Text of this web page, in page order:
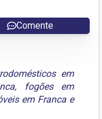
Comente
em
,
fogões em
em Franca e